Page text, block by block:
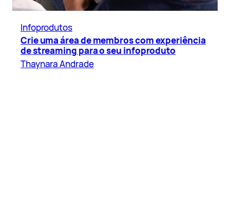
Infoprodutos
Crie uma área de membros com experiência
de streaming para o seu infoproduto
Thaynara Andrade